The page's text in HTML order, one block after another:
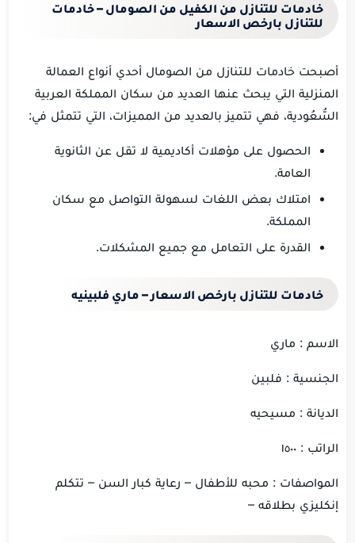
خادمات للتنازل من الكفيل من الصومال – خادمات
للتنازل بارخص الاسعار
أصبحت خادمات للتنازل من الصومال أحدي أنواع العمالة
المنزلية التي يبحث عنها العديد من سكان المملكة العربية
السُّعُودية، فهي تتميز بالعديد من المميزات، التي تتمثل في:
الحصول على مؤهلات أكاديمية لا تقل عن الثانوية
العامة.
امتلاك بعض اللغات لسهولة التواصل مع سكان
المملكة.
القدرة على التعامل مع جميع المشكلات.
خادمات للتنازل بارخص الاسعار – ماري فلبينيه
الاسم : ماري
الجنسية : فلبين
الديانة : مسيحيه
الراتب : ١٥٠٠
المواصفات : محبه للأطفال – رعاية كبار السن – تتكلم
إنكليزي بطلاقه –